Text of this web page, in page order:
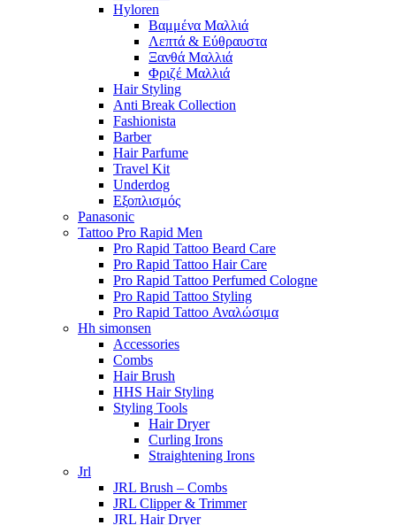
Hyloren
Βαμμένα Μαλλιά
Λεπτά & Εύθραυστα
Ξανθά Μαλλιά
Φριζέ Μαλλιά
Hair Styling
Anti Break Collection
Fashionista
Barber
Hair Parfume
Travel Kit
Underdog
Εξοπλισμός
Panasonic
Tattoo Pro Rapid Men
Pro Rapid Tattoo Beard Care
Pro Rapid Tattoo Hair Care
Pro Rapid Tattoo Perfumed Cologne
Pro Rapid Tattoo Styling
Pro Rapid Tattoo Αναλώσιμα
Hh simonsen
Accessories
Combs
Hair Brush
HHS Hair Styling
Styling Tools
Hair Dryer
Curling Irons
Straightening Irons
Jrl
JRL Brush – Combs
JRL Clipper & Trimmer
JRL Hair Dryer